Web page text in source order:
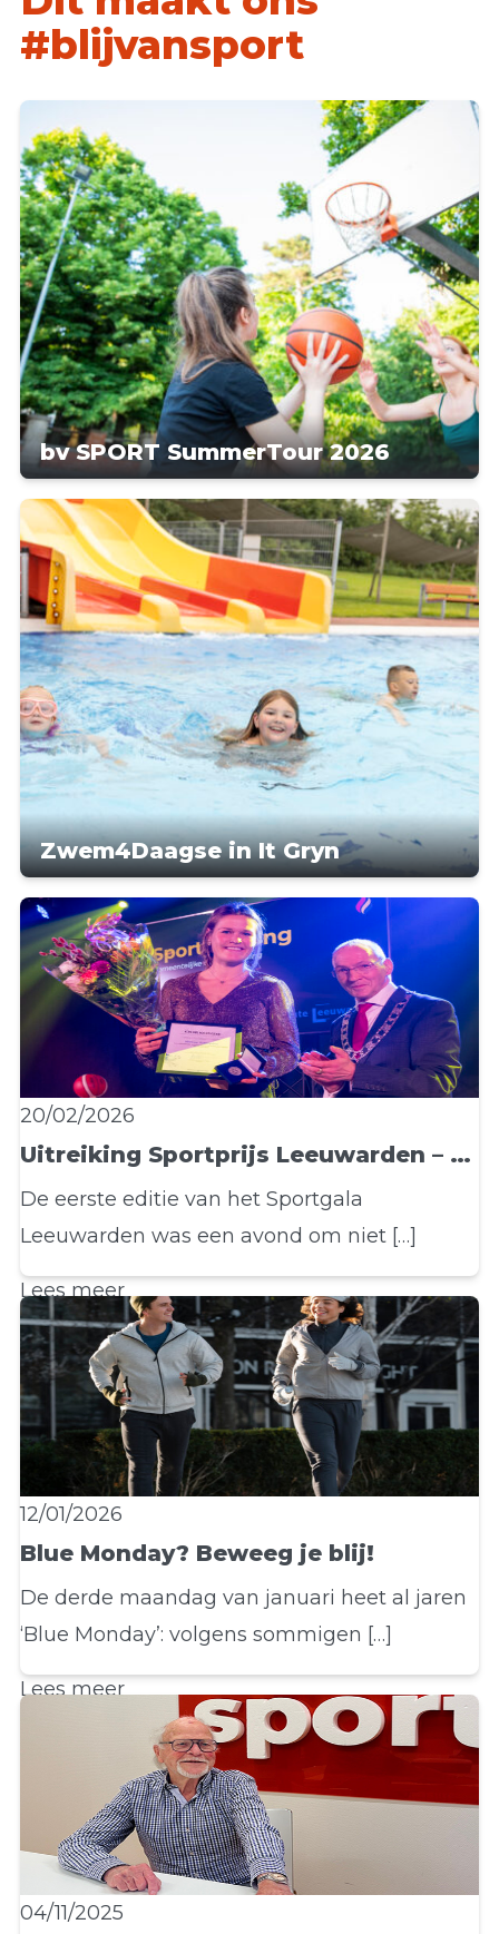
#blijvansport
bv SPORT SummerTour 2026
Zwem4Daagse in It Gryn
20/02/2026
Uitreiking Sportprijs Leeuwarden – een avond vol vuur, trots en blij van sport
De eerste editie van het Sportgala
Leeuwarden was een avond om niet […]
Lees meer
12/01/2026
Blue Monday? Beweeg je blij!
De derde maandag van januari heet al jaren
‘Blue Monday’: volgens sommigen […]
Lees meer
04/11/2025